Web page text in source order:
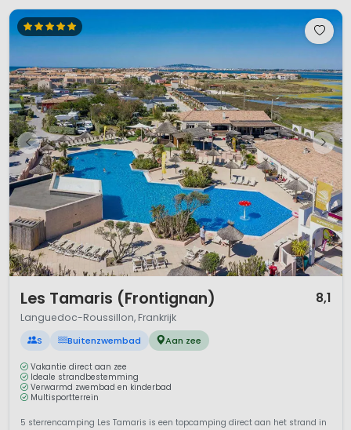
Les Tamaris (Frontignan) 8,1
Languedoc-Roussillon, Frankrijk
S Buitenzwembad Aan zee
Vakantie direct aan zee
Ideale strandbestemming
Verwarmd zwembad en kinderbad
Multisportterrein
5 sterrencamping Les Tamaris is een topcamping direct aan het strand in